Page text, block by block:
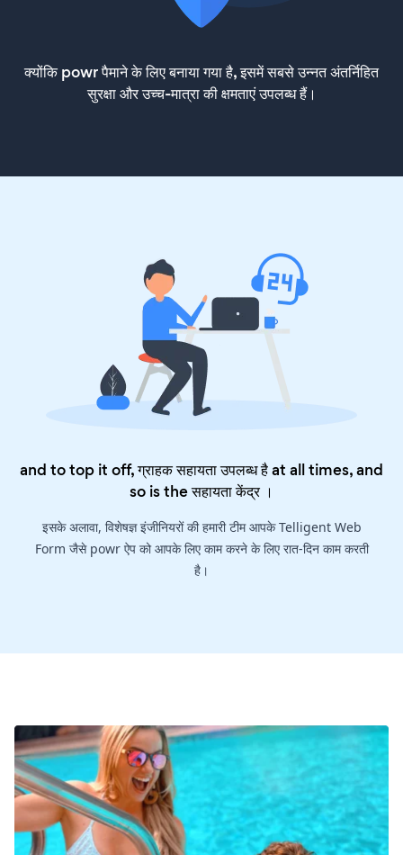
क्योंकि powr पैमाने के लिए बनाया गया है, इसमें सबसे उन्नत अंतर्निहित
सुरक्षा और उच्च-मात्रा की क्षमताएं उपलब्ध हैं।
and to top it off, ग्राहक सहायता उपलब्ध है at all times, and
so is theसहायता केंद्र।
इसके अलावा, विशेषज्ञ इंजीनियरों की हमारी टीम आपके Telligent Web
Form जैसे powr ऐप को आपके लिए काम करने के लिए रात-दिन काम करती
है।